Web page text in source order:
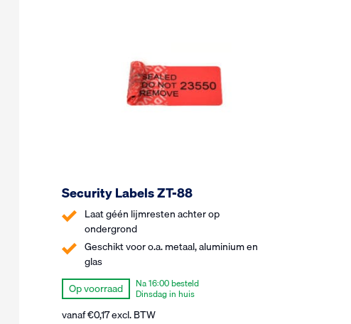
Security Labels ZT-88
Laat géén lijmresten achter op
ondergrond
Geschikt voor o.a. metaal, aluminium en
glas
Op voorraad
Na 16:00 besteld
Dinsdag in huis
vanaf€0,17excl. BTW